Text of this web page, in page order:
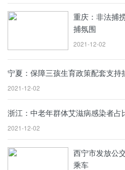
重庆：非法捕
捕氛围
2021-12-02
宁夏：保障三孩生育政策配套支持
2021-12-02
浙江：中老年群体艾滋病感染者占
2021-12-02
西宁市发放公
乘车